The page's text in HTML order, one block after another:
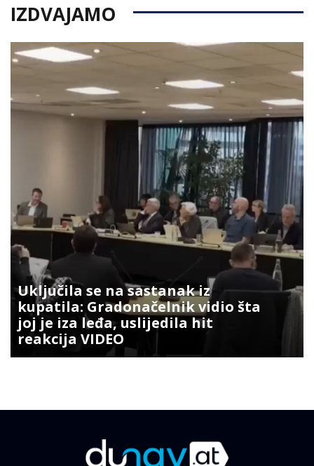
IZDVAJAMO
Uključila se na sastanak iz
kupatila: Gradonačelnik vidio šta
joj je iza leđa, uslijedila hit
reakcija VIDEO